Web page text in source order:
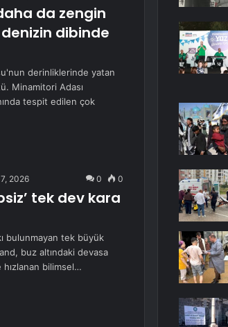
da zengin
dibinde
derinliklerinde yatan
Minamitori Adası
tespit edilen çok
2026 0 0
tek dev kara
bulunmayan tek büyük
buz altındaki devasa
hızlanan bilimsel…